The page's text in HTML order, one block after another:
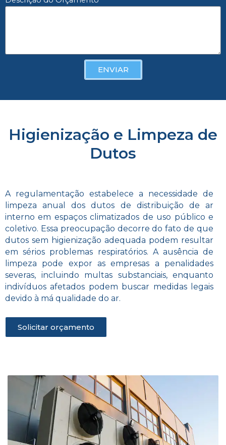
ENVIAR
Higienização e Limpeza de
Dutos
A regulamentação estabelece a necessidade de
limpeza anual dos dutos de distribuição de ar
interno em espaços climatizados de uso público e
coletivo. Essa preocupação decorre do fato de que
dutos sem higienização adequada podem resultar
em sérios problemas respiratórios. A ausência de
limpeza pode expor as empresas a penalidades
severas, incluindo multas substanciais, enquanto
indivíduos afetados podem buscar medidas legais
devido à má qualidade do ar.
Solicitar orçamento